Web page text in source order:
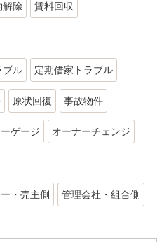
解除 賃料回収
ブル 定期借家トラブル
原状回復 事故物件
ゲージ オーナーチェンジ
・売主側 管理会社・組合側